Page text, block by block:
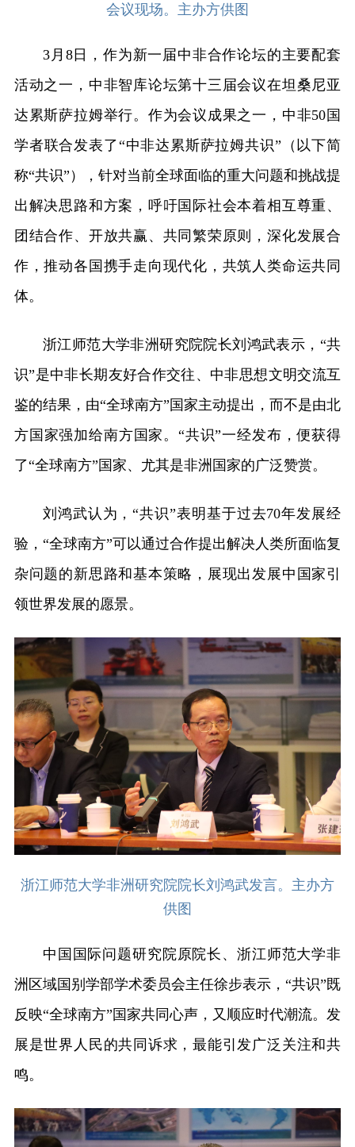
会议现场。主办方供图
3月8日，作为新一届中非合作论坛的主要配套
活动之一，中非智库论坛第十三届会议在坦桑尼亚
达累斯萨拉姆举行。作为会议成果之一，中非50国
学者联合发表了“中非达累斯萨拉姆共识”（以下简
称“共识”），针对当前全球面临的重大问题和挑战提
出解决思路和方案，呼吁国际社会本着相互尊重、
团结合作、开放共赢、共同繁荣原则，深化发展合
作，推动各国携手走向现代化，共筑人类命运共同
体。
浙江师范大学非洲研究院院长刘鸿武表示，“共
识”是中非长期友好合作交往、中非思想文明交流互
鉴的结果，由“全球南方”国家主动提出，而不是由北
方国家强加给南方国家。“共识”一经发布，便获得
了“全球南方”国家、尤其是非洲国家的广泛赞赏。
刘鸿武认为，“共识”表明基于过去70年发展经
验，“全球南方”可以通过合作提出解决人类所面临复
杂问题的新思路和基本策略，展现出发展中国家引
领世界发展的愿景。
浙江师范大学非洲研究院院长刘鸿武发言。主办方
供图
中国国际问题研究院原院长、浙江师范大学非
洲区域国别学部学术委员会主任徐步表示，“共识”既
反映“全球南方”国家共同心声，又顺应时代潮流。发
展是世界人民的共同诉求，最能引发广泛关注和共
鸣。